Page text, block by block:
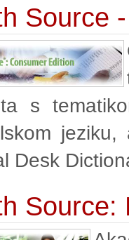
Source
s
Desk
Source: